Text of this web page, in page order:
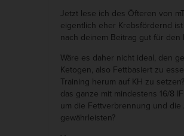
f
f
s
c
Jetzt lese ich des Öfteren von
eigentlich eher Krebsfördernd
nach deinem Beitrag gut für den
Wäre es daher nicht ideal, den
Ketogen, also Fettbasiert zu
Training herum auf KH zu
das ganze mit mindestens 16/8
um die Fettverbrennung und die
gewährleisten?